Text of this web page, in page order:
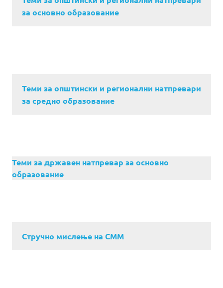
за основно образование
Теми за општински и регионални натпревари
за средно образование
Теми за државен натпревар за основно
образование
Стручно мислење на СММ